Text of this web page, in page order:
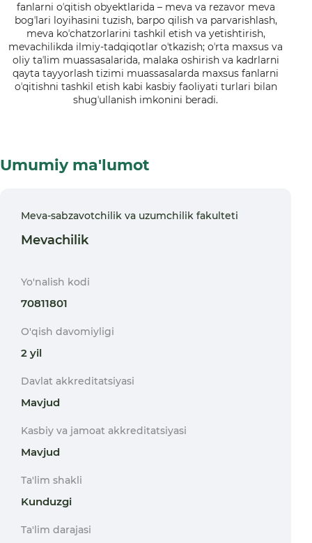
fanlarni oʼqitish obyektlarida – meva va rezavor meva
bogʼlari loyihasini tuzish, barpo qilish va parvarishlash,
meva koʼchatzorlarini tashkil etish va yetishtirish,
mevachilikda ilmiy-tadqiqotlar oʼtkazish; oʼrta maxsus va
oliy taʼlim muassasalarida, malaka oshirish va kadrlarni
qayta tayyorlash tizimi muassasalarda maxsus fanlarni
oʼqitishni tashkil etish kabi kasbiy faoliyati turlari bilan
shugʼullanish imkonini beradi.
Umumiy ma'lumot
Meva-sabzavotchilik va uzumchilik fakulteti
Mevachilik
Yo'nalish kodi
70811801
O'qish davomiyligi
2 yil
Davlat akkreditatsiyasi
Mavjud
Kasbiy va jamoat akkreditatsiyasi
Mavjud
Ta'lim shakli
Kunduzgi
Ta'lim darajasi